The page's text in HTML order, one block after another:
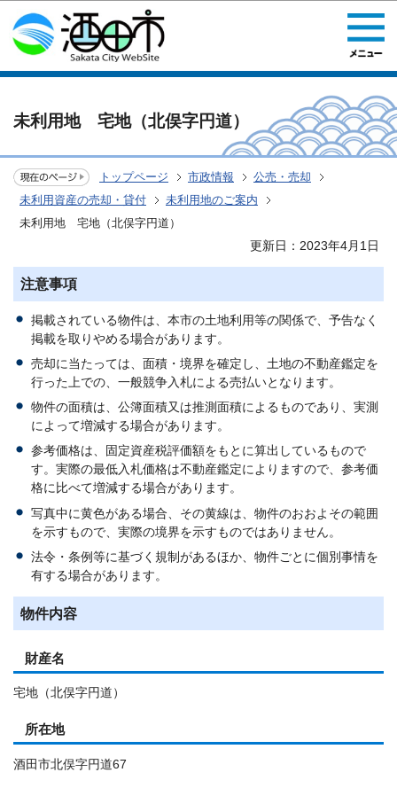
このページの本文へ移動
未利用地 宅地（北俣字円道）
トップページ 市政情報
公売・売却
未利用資産の売却・貸付
未利用地のご案内
未利用地 宅地（北俣字円道）
更新日：2023年4月1日
注意事項
掲載されている物件は、本市の土地利用等の関係で、予告なく
掲載を取りやめる場合があります。
売却に当たっては、面積・境界を確定し、土地の不動産鑑定を
行った上での、一般競争入札による売払いとなります。
物件の面積は、公簿面積又は推測面積によるものであり、実測
によって増減する場合があります。
参考価格は、固定資産税評価額をもとに算出しているもので
す。実際の最低入札価格は不動産鑑定によりますので、参考価
格に比べて増減する場合があります。
写真中に黄色がある場合、その黄線は、物件のおおよその範囲
を示すもので、実際の境界を示すものではありません。
法令・条例等に基づく規制があるほか、物件ごとに個別事情を
有する場合があります。
物件内容
財産名
宅地（北俣字円道）
所在地
酒田市北俣字円道67